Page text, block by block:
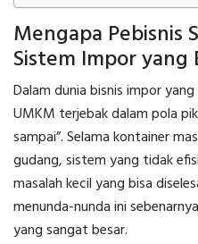
Mengapa Pebisnis
Sistem Impor yang
Dalam dunia bisnis impor
UMKM terjebak dalam pola
sampai”. Selama kontainer
gudang, sistem yang tidak
masalah kecil yang bisa
menunda-nunda ini
yang sangat besar.